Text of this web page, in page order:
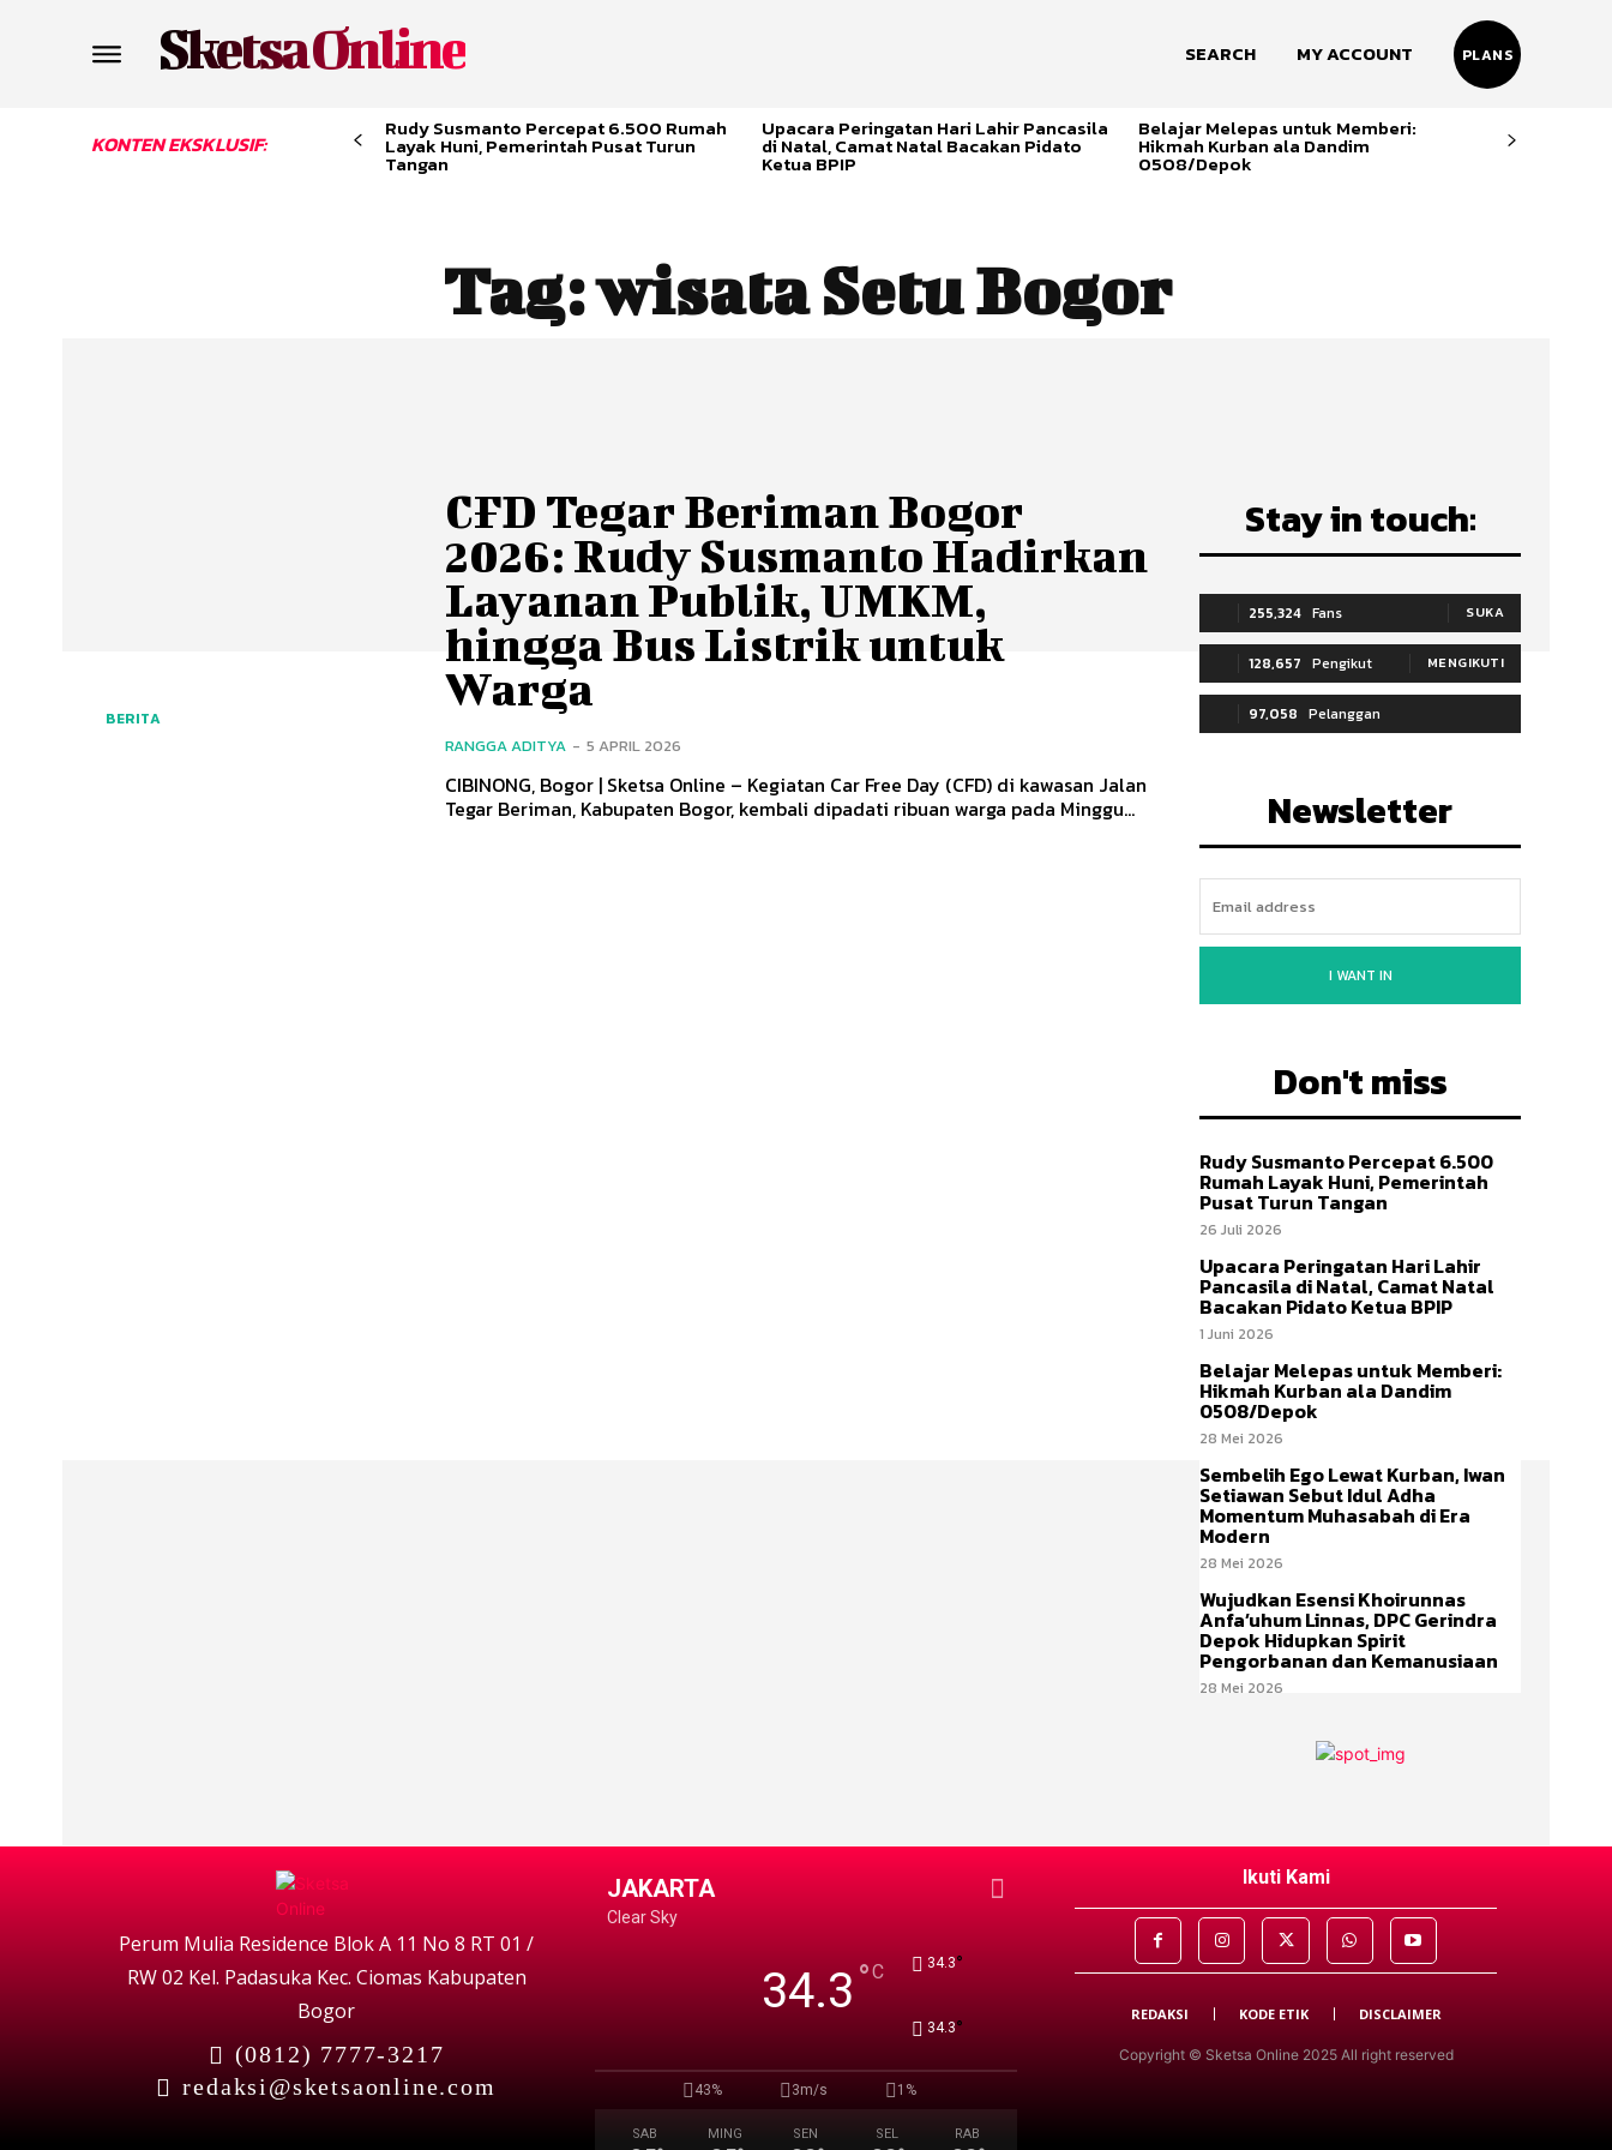
Sketsa Online SEARCH MY ACCOUNT PLANS
KONTEN EKSKLUSIF:
Rudy Susmanto Percepat 6.500 Rumah
Layak Huni, Pemerintah Pusat Turun
Tangan
Upacara Peringatan Hari Lahir Pancasila
di Natal, Camat Natal Bacakan Pidato
Ketua BPIP
Belajar Melepas untuk Memberi:
Hikmah Kurban ala Dandim
0508/Depok
Tag:wisata Setu Bogor
BERITA
CFD Tegar Beriman Bogor
2026: Rudy Susmanto Hadirkan
Layanan Publik, UMKM,
hingga Bus Listrik untuk
Warga
RANGGA ADITYA - 5 APRIL 2026
CIBINONG, Bogor | Sketsa Online – Kegiatan Car Free Day (CFD) di kawasan Jalan
Tegar Beriman, Kabupaten Bogor, kembali dipadati ribuan warga pada Minggu...
Stay in touch:
255,324 Fans SUKA
128,657 Pengikut MENGIKUTI
97,058 Pelanggan
Newsletter
I WANT IN
Don't miss
Rudy Susmanto Percepat 6.500
Rumah Layak Huni, Pemerintah
Pusat Turun Tangan
26 Juli 2026
Upacara Peringatan Hari Lahir
Pancasila di Natal, Camat Natal
Bacakan Pidato Ketua BPIP
1 Juni 2026
Belajar Melepas untuk Memberi:
Hikmah Kurban ala Dandim
0508/Depok
28 Mei 2026
Sembelih Ego Lewat Kurban, Iwan
Setiawan Sebut Idul Adha
Momentum Muhasabah di Era
Modern
28 Mei 2026
Wujudkan Esensi Khoirunnas
Anfa’uhum Linnas, DPC Gerindra
Depok Hidupkan Spirit
Pengorbanan dan Kemanusiaan
28 Mei 2026
Perum Mulia Residence Blok A 11 No 8 RT 01 /
RW 02 Kel. Padasuka Kec. Ciomas Kabupaten
Bogor
(0812) 7777-3217
redaksi@sketsaonline.com
JAKARTA
Clear Sky
34.3°C 34.3°
34.3°
43% 3m/s 1%
SAB MING SEN SEL RAB
Ikuti Kami
REDAKSI KODE ETIK DISCLAIMER
Copyright © Sketsa Online 2025 All right reserved